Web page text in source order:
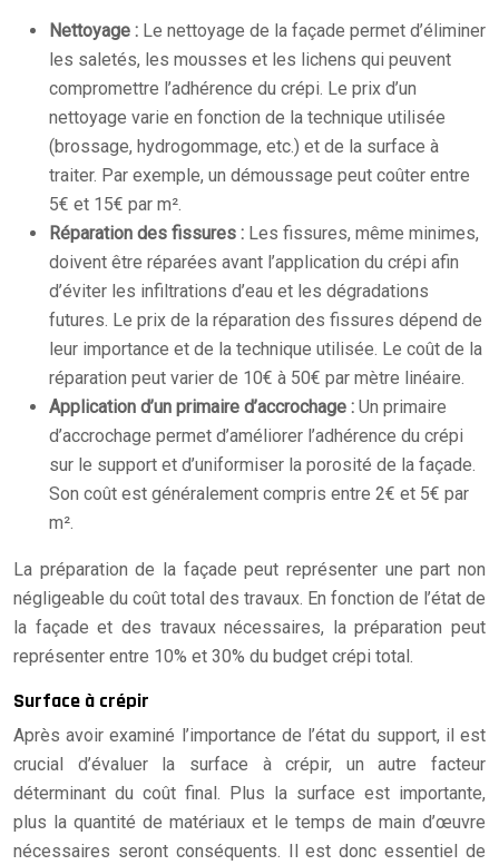
Nettoyage : Le nettoyage de la façade permet d’éliminer
les saletés, les mousses et les lichens qui peuvent
compromettre l’adhérence du crépi. Le prix d’un
nettoyage varie en fonction de la technique utilisée
(brossage, hydrogommage, etc.) et de la surface à
traiter. Par exemple, un démoussage peut coûter entre
5€ et 15€ par m².
Réparation des fissures : Les fissures, même minimes,
doivent être réparées avant l’application du crépi afin
d’éviter les infiltrations d’eau et les dégradations
futures. Le prix de la réparation des fissures dépend de
leur importance et de la technique utilisée. Le coût de la
réparation peut varier de 10€ à 50€ par mètre linéaire.
Application d’un primaire d’accrochage : Un primaire
d’accrochage permet d’améliorer l’adhérence du crépi
sur le support et d’uniformiser la porosité de la façade.
Son coût est généralement compris entre 2€ et 5€ par
m².
La préparation de la façade peut représenter une part non
négligeable du coût total des travaux. En fonction de l’état de
la façade et des travaux nécessaires, la préparation peut
représenter entre 10% et 30% du budget crépi total.
Surface à crépir
Après avoir examiné l’importance de l’état du support, il est
crucial d’évaluer la surface à crépir, un autre facteur
déterminant du coût final. Plus la surface est importante,
plus la quantité de matériaux et le temps de main d’œuvre
nécessaires seront conséquents. Il est donc essentiel de